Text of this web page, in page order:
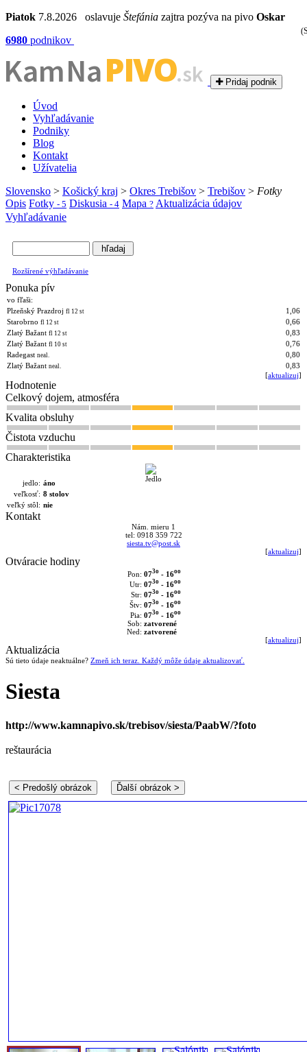
Piatok 7.8.2026 oslavuje Štefánia zajtra pozýva na pivo Oskar
6980 podnikov
Kam NaPIVO.sk Pridaj podnik
Úvod
Vyhľadávanie
Podniky
Blog
Kontakt
Užívatelia
Slovensko > Košický kraj > Okres Trebišov > Trebišov > Fotky
Opis Fotky - 5 Diskusia - 4 Mapa ? Aktualizácia údajov
Vyhľadávanie
Rozšírené výhľadávanie
Ponuka pív
vo fľaši:
Plzeňský Prazdroj fl 12 st
1,06
Starobrno fl 12 st
0,66
Zlatý Bažant fl 12 st
0,83
Zlatý Bažant fl 10 st
0,76
Radegast neal.
0,80
Zlatý Bažant neal.
0,83
[aktualizuj]
Hodnotenie
Celkový dojem, atmosféra
Kvalita obsluhy
Čistota vzduchu
Charakteristika
jedlo: áno
veľkosť: 8 stolov
veľký stôl: nie
Kontakt
Nám. mieru 1
tel: 0918 359 722
siesta.tv@post.sk
[aktualizuj]
Otváracie hodiny
Pon: 073o- 16oo
Utr: 073o- 16oo
Str: 073o- 16oo
Štv: 073o- 16oo
Pia: 073o- 16oo
Sob: zatvorené
Ned: zatvorené
[aktualizuj]
Aktualizácia
Sú tieto údaje neaktuálne? Zmeň ich teraz. Každý môže údaje aktualizovať.
Siesta
http://www.kamnapivo.sk/trebisov/siesta/PaabW/?foto
reštaurácia